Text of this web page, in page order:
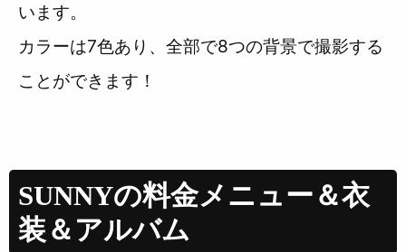
います。
カラーは7色あり、全部で8つの背景で撮影する
ことができます！
SUNNYの料金メニュー＆衣
装＆アルバム